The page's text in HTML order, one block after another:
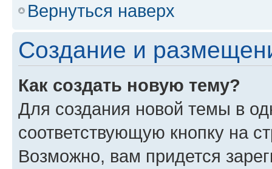
Вернуться наверх
Создание и
Как создать новую тему?
Для создания новой темы в
соответствующую кнопку на
Возможно, вам придется